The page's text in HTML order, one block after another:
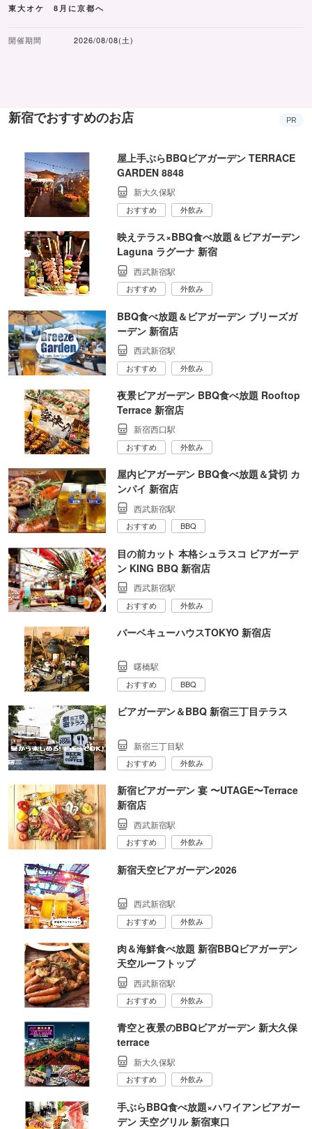
東大オケ 8月に京都へ
開催期間 2026/08/08(土)
新宿でおすすめのお店 PR
屋上手ぶらBBQビアガーデン TERRACE
GARDEN 8848
新大久保駅
おすすめ 外飲み
映えテラス×BBQ食べ放題＆ビアガーデン
Laguna ラグーナ 新宿
西武新宿駅
おすすめ 外飲み
BBQ食べ放題＆ビアガーデン ブリーズガ
ーデン 新宿店
西武新宿駅
おすすめ 外飲み
夜景ビアガーデン BBQ食べ放題 Rooftop
Terrace 新宿店
新宿西口駅
おすすめ 外飲み
屋内ビアガーデン BBQ食べ放題＆貸切 カ
ンパイ 新宿店
西武新宿駅
おすすめ BBQ
目の前カット 本格シュラスコ ビアガーデ
ン KING BBQ 新宿店
西武新宿駅
おすすめ 外飲み
バーベキューハウスTOKYO 新宿店
曙橋駅
おすすめ BBQ
ビアガーデン＆BBQ 新宿三丁目テラス
新宿三丁目駅
おすすめ 外飲み
新宿ビアガーデン 宴 〜UTAGE〜Terrace
新宿店
西武新宿駅
おすすめ 外飲み
新宿天空ビアガーデン2026
西武新宿駅
おすすめ 外飲み
肉＆海鮮食べ放題 新宿BBQビアガーデン
天空ルーフトップ
西武新宿駅
おすすめ 外飲み
青空と夜景のBBQビアガーデン 新大久保
terrace
新大久保駅
おすすめ 外飲み
手ぶらBBQ食べ放題×ハワイアンビアガー
デン 天空グリル 新宿東口